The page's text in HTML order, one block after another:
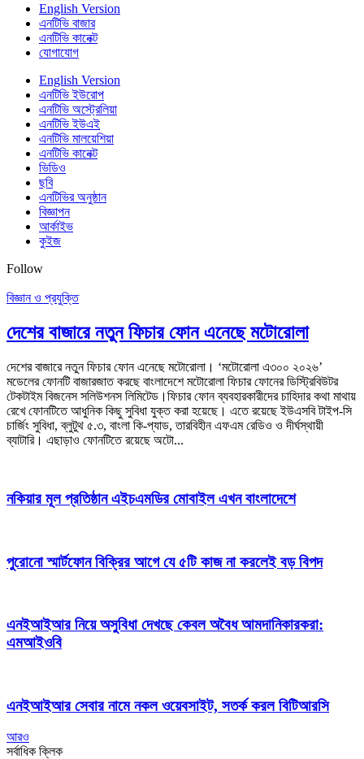
English Version
এনটিভি বাজার
এনটিভি কানেক্ট
যোগাযোগ
English Version
এনটিভি ইউরোপ
এনটিভি অস্ট্রেলিয়া
এনটিভি ইউএই
এনটিভি মালয়েশিয়া
এনটিভি কানেক্ট
ভিডিও
ছবি
এনটিভির অনুষ্ঠান
বিজ্ঞাপন
আর্কাইভ
কুইজ
Follow
বিজ্ঞান ও প্রযুক্তি
দেশের বাজারে নতুন ফিচার ফোন এনেছে মটোরোলা
দেশের বাজারে নতুন ফিচার ফোন এনেছে মটোরোলা। ‘মটোরোলা এ৩০০ ২০২৬’
মডেলের ফোনটি বাজারজাত করছে বাংলাদেশে মটোরোলা ফিচার ফোনের ডিস্ট্রিবিউটর
টেকটাইম বিজনেস সলিউশনস লিমিটেড।ফিচার ফোন ব্যবহারকারীদের চাহিদার কথা মাথায়
রেখে ফোনটিতে আধুনিক কিছু সুবিধা যুক্ত করা হয়েছে। এতে রয়েছে ইউএসবি টাইপ-সি
চার্জিং সুবিধা, ব্লুটুথ ৫.৩, বাংলা কি-প্যাড, তারবিহীন এফএম রেডিও ও দীর্ঘস্থায়ী
ব্যাটারি। এছাড়াও ফোনটিতে রয়েছে অটো...
নকিয়ার মূল প্রতিষ্ঠান এইচএমডির মোবাইল এখন বাংলাদেশে
পুরোনো স্মার্টফোন বিক্রির আগে যে ৫টি কাজ না করলেই বড় বিপদ
এনইআইআর নিয়ে অসুবিধা দেখছে কেবল অবৈধ আমদানিকারকরা:
এমআইওবি
এনইআইআর সেবার নামে নকল ওয়েবসাইট, সতর্ক করল বিটিআরসি
আরও
সর্বাধিক ক্লিক